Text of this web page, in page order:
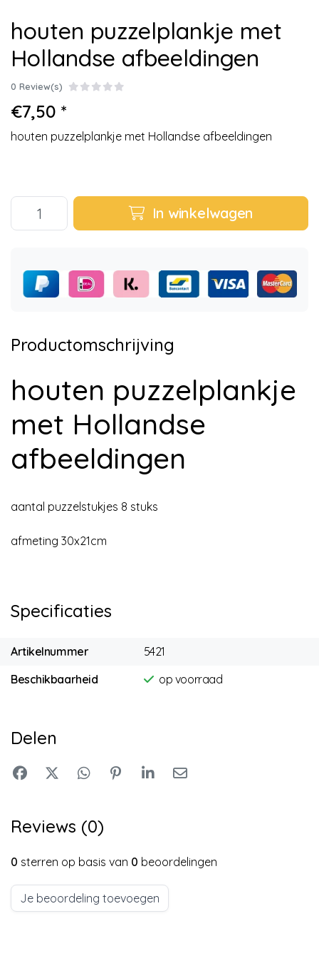
houten puzzelplankje met
Hollandse afbeeldingen
0 Review(s)
€7,50 *
houten puzzelplankje met Hollandse afbeeldingen
In winkelwagen
Productomschrijving
houten puzzelplankje
met Hollandse
afbeeldingen
aantal puzzelstukjes 8 stuks
afmeting 30x21cm
Specificaties
Artikelnummer
5421
Beschikbaarheid
op voorraad
Delen
Reviews (0)
0 sterren op basis van 0 beoordelingen
Je beoordeling toevoegen